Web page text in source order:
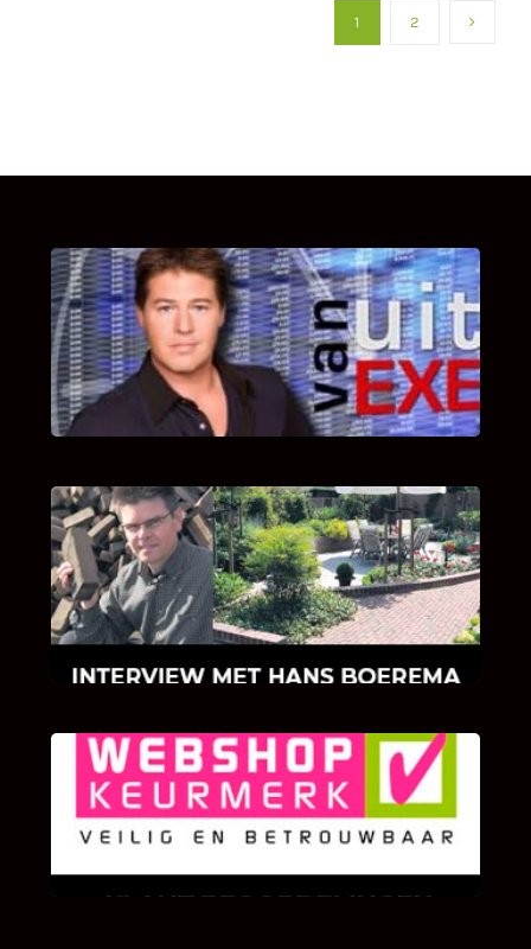
1 2
UITSTEL VAN EXECUTIE
Bekijk hier de fragmenten van de deelname
van Bricks and Stones aan dit programma.
INTERVIEW MET HANS BOEREMA
Hoe Bricks and Stones ontstaan is en wat
Hans Boerema motiveert in de wereld van
klinkers en tegels!
KLANT BEOORDELINGEN
We zijn er zeer op gesteld om te weten wat u
als klant van ons en onze diensten vindt.